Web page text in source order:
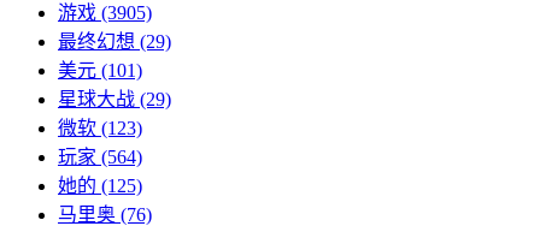
游戏 (3905)
最终幻想 (29)
美元 (101)
星球大战 (29)
微软 (123)
玩家 (564)
她的 (125)
马里奥 (76)